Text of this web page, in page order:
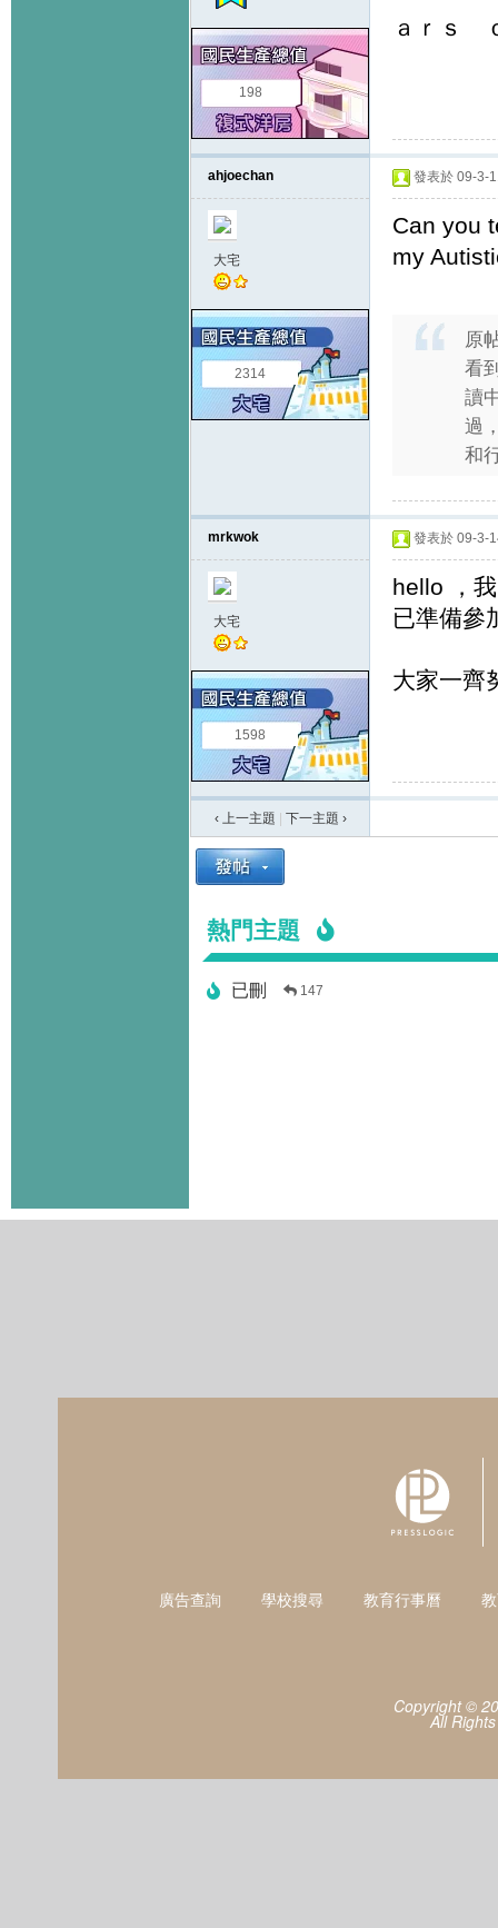
198
ａｒｓ
ahjoechan
大宅
2314
發表於 09-3-
Can you
my
原
看
讀
過
和
mrkwok
大宅
1598
發表於 09-3-
hello ，
已準備參
大家一齊
‹ 上一主題 下一主題 ›
熱門主題
已刪 147
廣告查詢 學校搜尋 教育行事曆
Copyright ©
All